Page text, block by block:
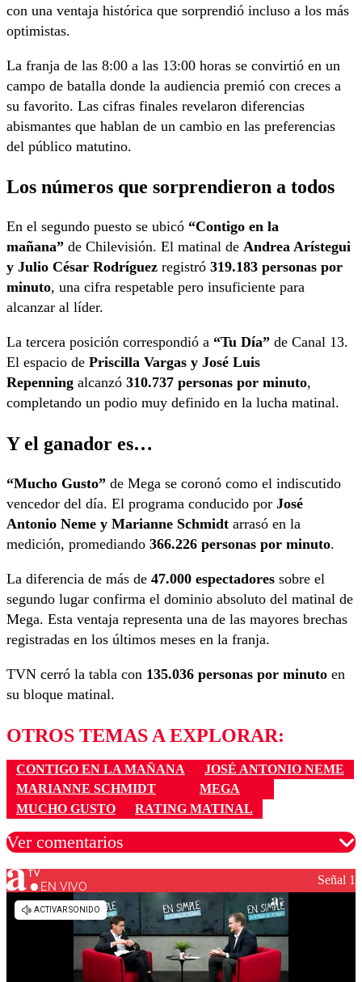
con una ventaja histórica que sorprendió incluso a los más
optimistas.
La franja de las 8:00 a las 13:00 horas se convirtió en un
campo de batalla donde la audiencia premió con creces a
su favorito. Las cifras finales revelaron diferencias
abismantes que hablan de un cambio en las preferencias
del público matutino.
Los números que sorprendieron a todos
En el segundo puesto se ubicó “Contigo en la
mañana” de Chilevisión. El matinal de Andrea Arístegui
y Julio César Rodríguez registró 319.183 personas por
minuto, una cifra respetable pero insuficiente para
alcanzar al líder.
La tercera posición correspondió a “Tu Día” de Canal 13.
El espacio de Priscilla Vargas y José Luis
Repenning alcanzó 310.737 personas por minuto,
completando un podio muy definido en la lucha matinal.
Y el ganador es…
“Mucho Gusto” de Mega se coronó como el indiscutido
vencedor del día. El programa conducido por José
Antonio Neme y Marianne Schmidt arrasó en la
medición, promediando 366.226 personas por minuto.
La diferencia de más de 47.000 espectadores sobre el
segundo lugar confirma el dominio absoluto del matinal de
Mega. Esta ventaja representa una de las mayores brechas
registradas en los últimos meses en la franja.
TVN cerró la tabla con 135.036 personas por minuto en
su bloque matinal.
OTROS TEMAS A EXPLORAR:
CONTIGO EN LA MAÑANA
JOSÉ ANTONIO NEME
MARIANNE SCHMIDT
MEGA
MUCHO GUSTO
RATING MATINAL
Ver comentarios
Los comentarios son moderados para garantizar un
diálogo respetuoso.
EN VIVO Señal 1